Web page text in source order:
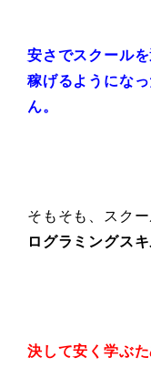
安さでスクールを
稼げるようにな
ん。
そもそも、スク
ログラミングス
決して安く学ぶ